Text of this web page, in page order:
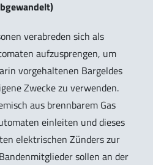
verabreden sich als
aufzusprengen, um
vorgehaltenen Bargeldes
Zwecke zu verwenden.
aus brennbarem Gas
einleiten und dieses
elektrischen Zünders zur
sollen an der